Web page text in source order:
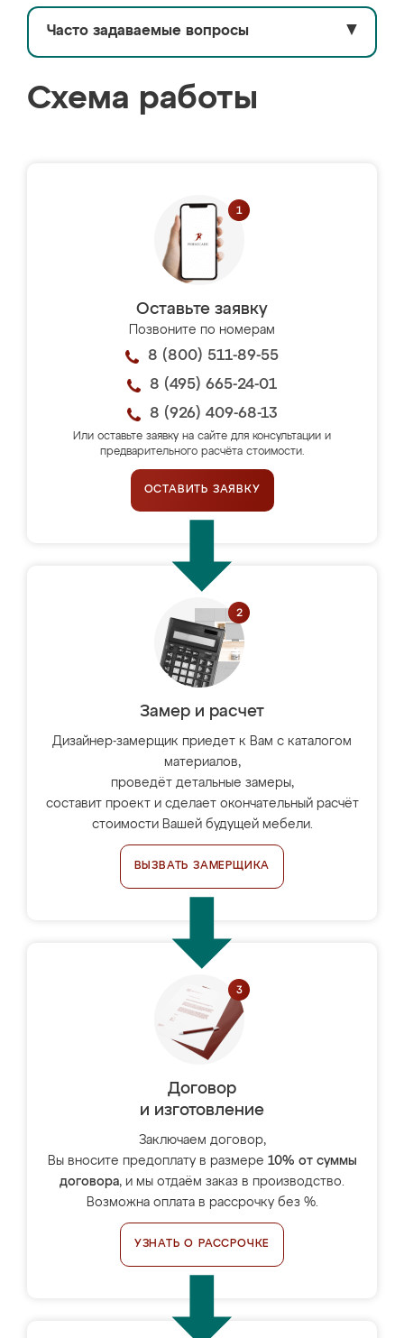
Часто задаваемые вопросы ▼
Схема работы
Оставьте заявку
Позвоните по номерам
8 (800) 511-89-55
8 (495) 665-24-01
8 (926) 409-68-13
Или оставьте заявку на сайте для консультации и
предварительного расчёта стоимости.
ОСТАВИТЬ ЗАЯВКУ
Замер и расчет
Дизайнер-замерщик приедет к Вам с каталогом
материалов,
проведёт детальные замеры,
составит проект и сделает окончательный расчёт
стоимости Вашей будущей мебели.
ВЫЗВАТЬ ЗАМЕРЩИКА
Договор
и изготовление
Заключаем договор,
Вы вносите предоплату в размере 10% от суммы
договора, и мы отдаём заказ в производство.
Возможна оплата в рассрочку без %.
УЗНАТЬ О РАССРОЧКЕ